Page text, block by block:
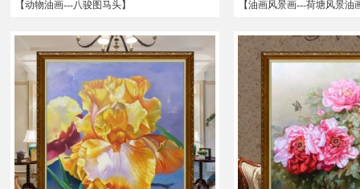
【动物油画---八骏图马头】 【油画风景画---荷塘风景油